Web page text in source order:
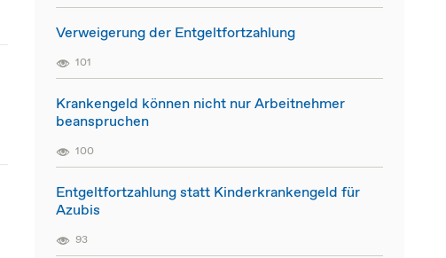
Verweigerung der Entgeltfortzahlung
101
Krankengeld können nicht nur Arbeitnehmer
beanspruchen
100
Entgeltfortzahlung statt Kinderkrankengeld für
Azubis
93